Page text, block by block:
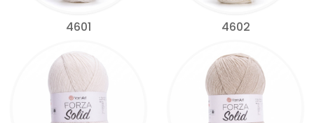
4601 4602